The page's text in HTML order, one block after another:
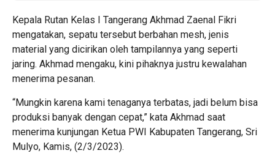
Kepala Rutan Kelas I Tangerang Akhmad Zaenal Fikri
mengatakan, sepatu tersebut berbahan mesh, jenis
material yang dicirikan oleh tampilannya yang seperti
jaring. Akhmad mengaku, kini pihaknya justru kewalahan
menerima pesanan.
“Mungkin karena kami tenaganya terbatas, jadi belum bisa
produksi banyak dengan cepat,” kata Akhmad saat
menerima kunjungan Ketua PWI Kabupaten Tangerang, Sri
Mulyo, Kamis, (2/3/2023).